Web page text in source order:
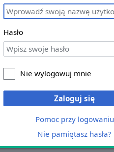
Hasło
Nie wylogowuj mnie
Zaloguj się
Pomoc przy logowaniu
Nie pamiętasz hasła?